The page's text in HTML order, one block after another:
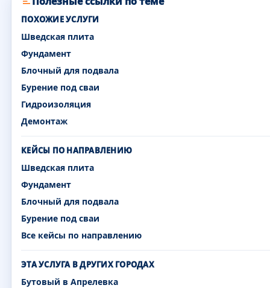
ПОХОЖИЕ УСЛУГИ
Шведская плита
Фундамент
Блочный для подвала
Бурение под сваи
Гидроизоляция
Демонтаж
КЕЙСЫ ПО НАПРАВЛЕНИЮ
Шведская плита
Фундамент
Блочный для подвала
Бурение под сваи
Все кейсы по направлению
ЭТА УСЛУГА В ДРУГИХ ГОРОДАХ
Бутовый в Апрелевка